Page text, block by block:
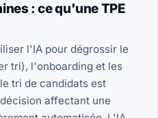
: ce qu'une TPE
l'IA pour dégrossir le
tri), l'onboarding et les
tri de candidats est
affectant une